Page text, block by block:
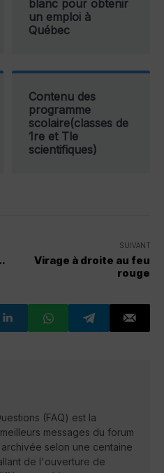
blanc pour obtenir
un emploi à
Québec
Contenu des
programme
scolaire(classes de
1re et Tle
scientifiques)
SUIVANT
Virage à droite au feu
rouge
(FAQ) est la
messages du forum
selon une centaine
de l'ouverture de